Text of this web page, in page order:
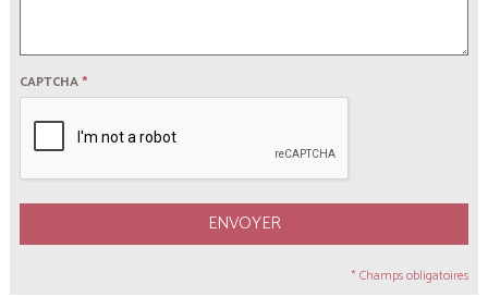
CAPTCHA*
ENVOYER
* Champs obligatoires